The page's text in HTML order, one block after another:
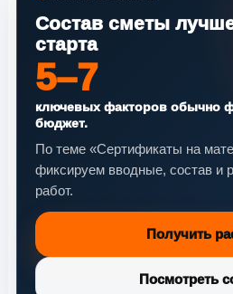
Состав сметы
старта
5–7
ключевых факторов обычно
бюджет.
По теме «Сертификаты на
фиксируем вводные, состав и
работ.
Получить
Посмотреть